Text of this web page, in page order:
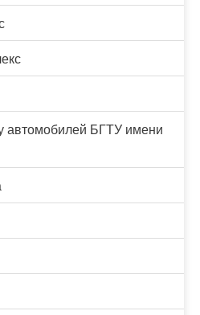
автомобилей БГТУ имени